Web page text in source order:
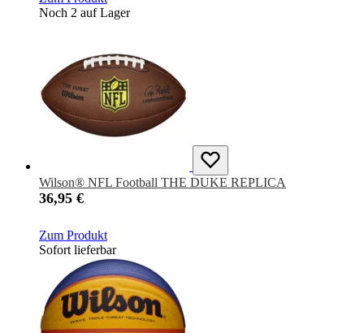
Noch 2 auf Lager
Wilson® NFL Football THE DUKE REPLICA
36,95 €
Zum Produkt
Sofort lieferbar